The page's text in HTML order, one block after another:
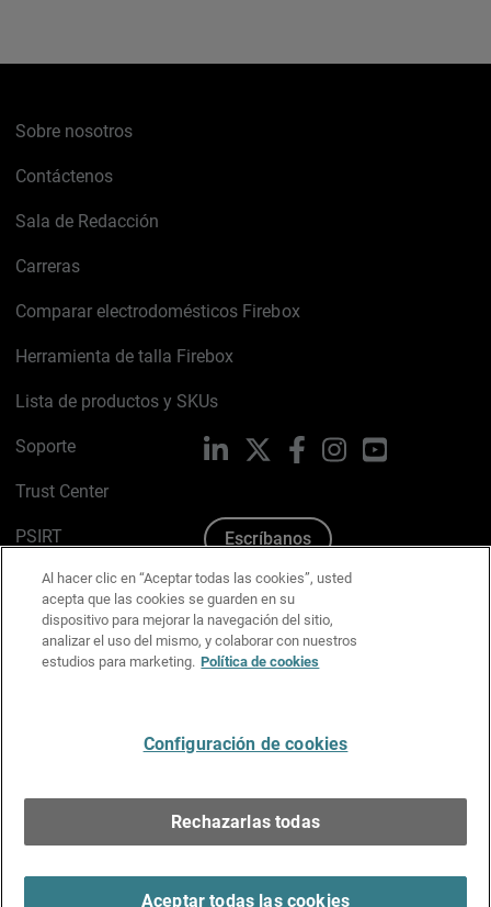
Sobre nosotros
Contáctenos
Sala de Redacción
Carreras
Comparar electrodomésticos Firebox
Herramienta de talla Firebox
Lista de productos y SKUs
Soporte
Trust Center
PSIRT
Política de cookies
Política de privacidad
Kit de medios y marca
LinkedIn FacebookInstagramYouTube
Escríbanos
Al hacer clic en “Aceptar todas las cookies”, usted
acepta que las cookies se guarden en su
dispositivo para mejorar la navegación del sitio,
analizar el uso del mismo, y colaborar con nuestros
estudios para marketing. Política de cookies
Configuración de cookies
Rechazarlas todas
Aceptar todas las cookies